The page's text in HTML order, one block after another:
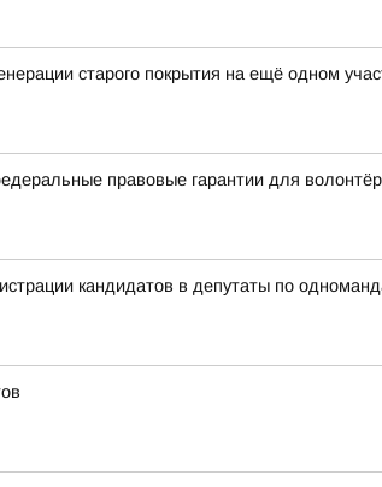
старого покрытия на ещё одном
правовые гарантии для
кандидатов в депутаты по